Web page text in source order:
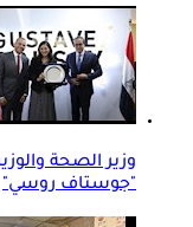
وزير الصحة
"جوستاف روسي"